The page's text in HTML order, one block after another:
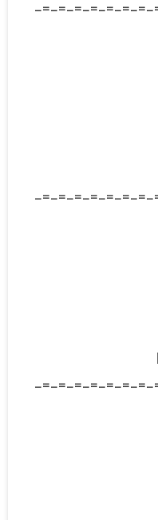
-=-=-=-=-=-=-
-=-=-=-=-=-=-
-=-=-=-=-=-=-